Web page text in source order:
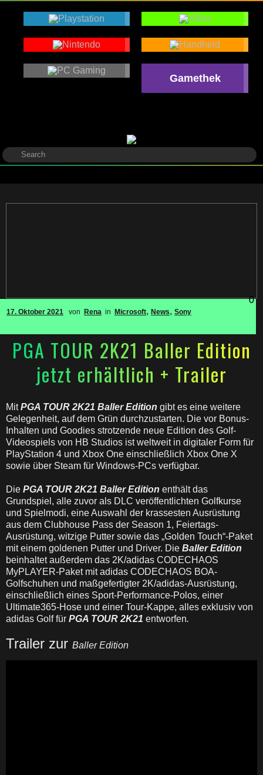
Gamethek
17. Oktober 2021 von Rena in Microsoft, News, Sony
0
PGA TOUR 2K21 Baller Edition
jetzt erhältlich + Trailer
MitPGA TOUR 2K21 Baller Edition gibt es eine weitere
Gelegenheit, auf dem Grün durchzustarten. Die vor Bonus-
Inhalten und Goodies strotzende neue Edition des Golf-
Videospiels von HB Studios ist weltweit in digitaler Form für
PlayStation 4 und Xbox One einschließlich Xbox One X
sowie über Steam für Windows-PCs verfügbar.
Die PGA TOUR 2K21 Baller Edition enthält das
Grundspiel, alle zuvor als DLC veröffentlichten Golfkurse
und Spielmodi, eine Auswahl der krassesten Ausrüstung
aus dem Clubhouse Pass der Season 1, Feiertags-
Ausrüstung, witzige Putter sowie das „Golden Touch“-Paket
mit einem goldenen Putter und Driver. Die Baller Edition
beinhaltet außerdem das 2K/adidas CODECHAOS
MyPLAYER-Paket mit adidas CODECHAOS BOA-
Golfschuhen und maßgefertigter 2K/adidas-Ausrüstung,
einschließlich eines Sport-Performance-Polos, einer
Ultimate365-Hose und einer Tour-Kappe, alles exklusiv von
adidas Golf für PGA TOUR 2K21 entworfen.
Trailer zur Baller Edition